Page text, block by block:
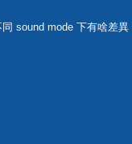
sound mode 下有啥差異